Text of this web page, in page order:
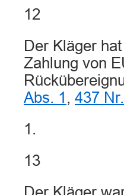
12
Der Kläger
Zahlung von
Abs. 1 , 437
1.
13